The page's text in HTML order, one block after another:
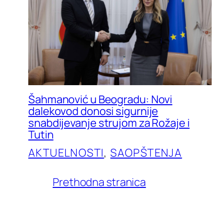
Šahmanović u Beogradu: Novi
dalekovod donosi sigurnije
snabdijevanje strujom za Rožaje i
Tutin
AKTUELNOSTI, SAOPŠTENJA
Prethodna stranica